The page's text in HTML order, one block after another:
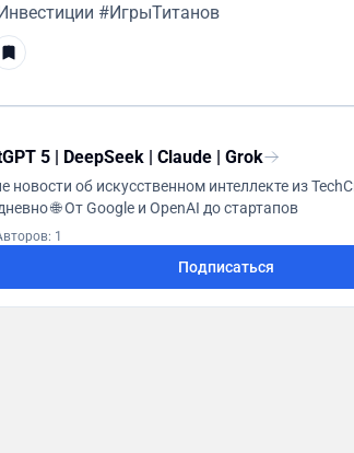
#ИгрыТитанов
5 | DeepSeek | Claude | Grok
новости об искусственном интеллекте из
🌐 От Google и OpenAI до стартапов
1
Подписаться